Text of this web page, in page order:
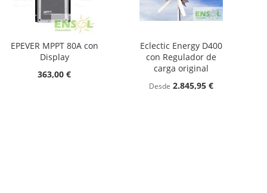
EPEVER MPPT 80A con
Display
363,00 €
Eclectic Energy D400
con Regulador de
carga original
Desde 2.845,95 €